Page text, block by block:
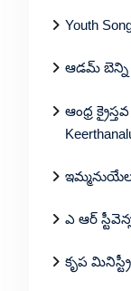
Youth
ఆడమ్ బెన్ని
ఆంధ్ర
ఎ ఆర్
కృప